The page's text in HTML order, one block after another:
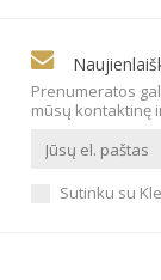
Prenumeratos
mūsų kontaktinę
Sutinku su